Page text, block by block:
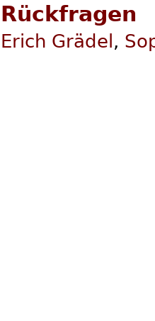
Rückfragen
Erich Grädel ,